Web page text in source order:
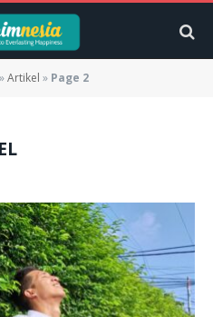
»Artikel » Page 2